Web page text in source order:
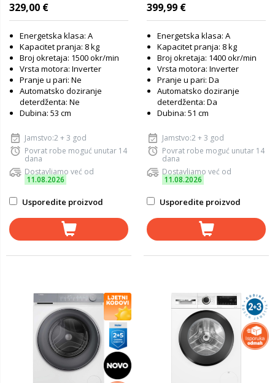
329,00 €
Energetska klasa: A
Kapacitet pranja: 8 kg
Broj okretaja: 1500 okr/min
Vrsta motora: Inverter
Pranje u pari: Ne
Automatsko doziranje
deterdženta: Ne
Dubina: 53 cm
Jamstvo:2 + 3 god
Povrat robe moguć unutar 14
dana
Dostavljamo već od
11.08.2026
Usporedite proizvod
399,99 €
Energetska klasa: A
Kapacitet pranja: 8 kg
Broj okretaja: 1400 okr/min
Vrsta motora: Inverter
Pranje u pari: Da
Automatsko doziranje
deterdženta: Da
Dubina: 51 cm
Jamstvo:2 + 3 god
Povrat robe moguć unutar 14
dana
Dostavljamo već od
11.08.2026
Usporedite proizvod